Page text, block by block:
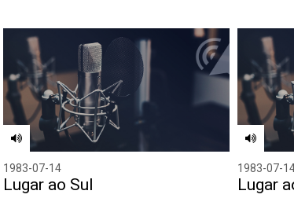
1983-07-14
Lugar ao Sul
1983-07-
Lugar